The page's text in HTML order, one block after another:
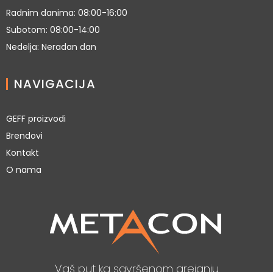
Radnim danima: 08:00-16:00
Subotom: 08:00-14:00
Nedelja: Neradan dan
NAVIGACIJA
GEFF proizvodi
Brendovi
Kontakt
O nama
Vaš put ka savršenom grejanju